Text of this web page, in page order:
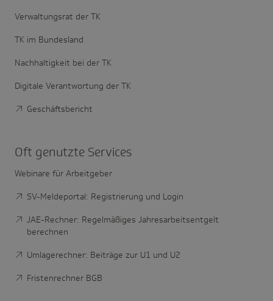
Verwaltungsrat der TK
TK im Bundesland
Nachhaltigkeit bei der TK
Digitale Verantwortung der TK
Geschäftsbericht
Oft genutzte Services
Webinare für Arbeitgeber
SV-Meldeportal: Registrierung und Login
JAE-Rechner: Regelmäßiges Jahresarbeitsentgelt
berechnen
Umlagerechner: Beiträge zur U1 und U2
Fristenrechner BGB